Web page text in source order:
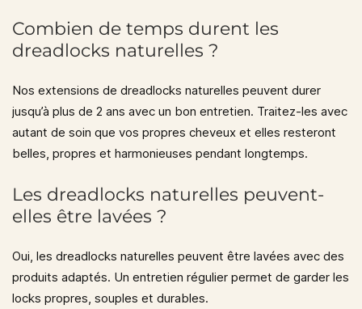
Combien de temps durent les
dreadlocks naturelles ?
Nos extensions de dreadlocks naturelles peuvent durer
jusqu’à plus de 2 ans avec un bon entretien. Traitez-les avec
autant de soin que vos propres cheveux et elles resteront
belles, propres et harmonieuses pendant longtemps.
Les dreadlocks naturelles peuvent-
elles être lavées ?
Oui, les dreadlocks naturelles peuvent être lavées avec des
produits adaptés. Un entretien régulier permet de garder les
locks propres, souples et durables.